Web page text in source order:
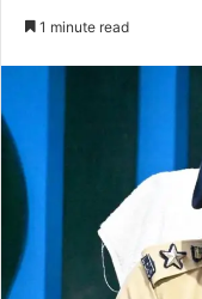
a
1 minute read